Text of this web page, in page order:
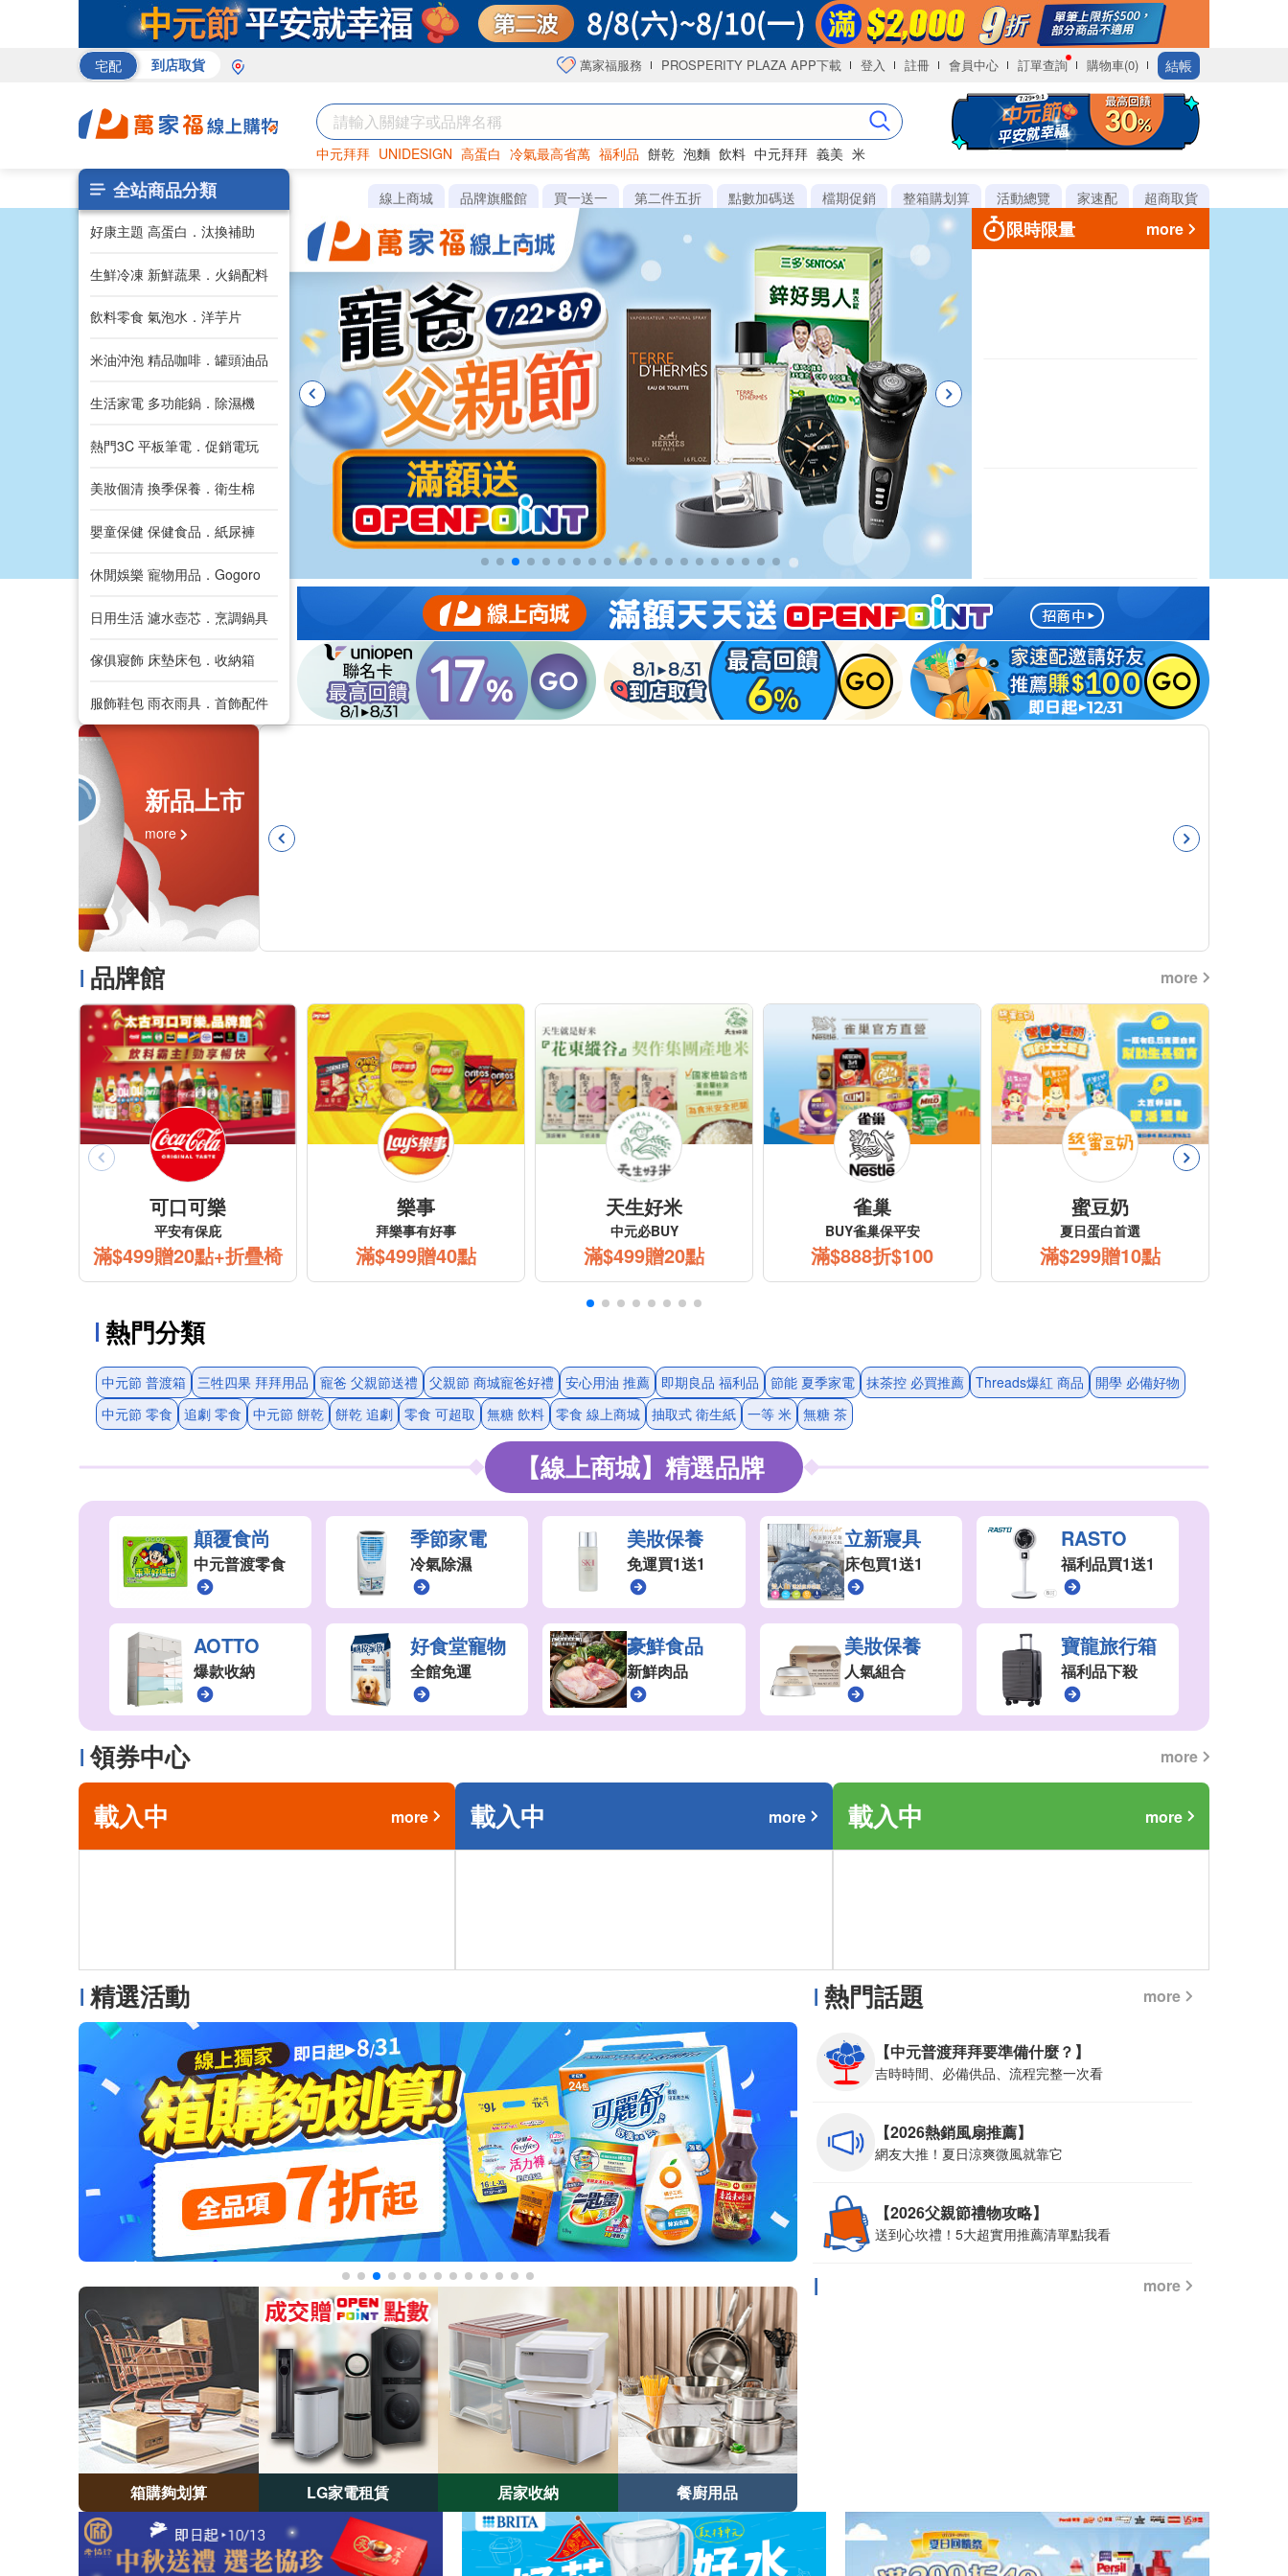
宅配 到店取貨 萬家福服務 PROSPERITY PLAZA APP下載 登入 註冊 會員中心 訂單查詢 購物車(0) 結帳
中元拜拜 UNIDESIGN 高蛋白 冷氣最高省萬 福利品 餅乾 泡麵 飲料 中元拜拜 義美 米
全站商品分類
好康主題 高蛋白．汰換補助
生鮮冷凍 新鮮蔬果．火鍋配料
飲料零食 氣泡水．洋芋片
米油沖泡 精品咖啡．罐頭油品
生活家電 多功能鍋．除濕機
熱門3C 平板筆電．促銷電玩
美妝個清 換季保養．衛生棉
嬰童保健 保健食品．紙尿褲
休閒娛樂 寵物用品．Gogoro
日用生活 濾水壺芯．烹調鍋具
傢俱寢飾 床墊床包．收納箱
服飾鞋包 雨衣雨具．首飾配件
線上商城 品牌旗艦館 買一送一 第二件五折 點數加碼送 檔期促銷 整箱購划算 活動總覽 家速配 超商取貨
限時限量 more
新品上市
more
品牌館 more
得意的一天
最頂級的講究
滿$499贈30點
Persil 寶瀅
夏日回饋祭
滿$399折$40
億滋
有拜有保庇
任3件贈OREO
中秋送禮首選
任2盒贈人蔘精
品牌週
滿$499折$50
熱門分類
中元節 普渡箱 三牲四果 拜拜用品 寵爸 父親節送禮 父親節 商城寵爸好禮 安心用油 推薦 即期良品 福利品 節能 夏季家電 抹茶控 必買推薦 Threads爆紅 商品
開學 必備好物
中元節 零食
追劇 零食 中元節 餅乾 餅乾 追劇 零食 可超取 無糖 飲料 零食 線上商城 抽取式 衛生紙 一等 米 無糖 茶
【線上商城】精選品牌
顛覆食尚
中元普渡零食
季節家電
冷氣除濕
美妝保養
免運買1送1
立新寢具
床包買1送1
RASTO
福利品買1送1
AOTTO
爆款收納
好食堂寵物
全館免運
豪鮮食品
新鮮肉品
美妝保養
人氣組合
寶龍旅行箱
福利品下殺
領券中心 more
載入中 more 載入中 more 載入中 more
精選活動
箱購夠划算​ LG家電租賃 居家收納 餐廚用品
熱門話題 more
【中元普渡拜拜要準備什麼？】
吉時時間、必備供品、流程完整一次看
【2026熱銷風扇推薦】
網友大推！夏日涼爽微風就靠它
【2026父親節禮物攻略】
送到心坎禮！5大超實用推薦清單點我看
more